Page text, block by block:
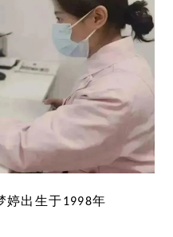
婷出生于1998年